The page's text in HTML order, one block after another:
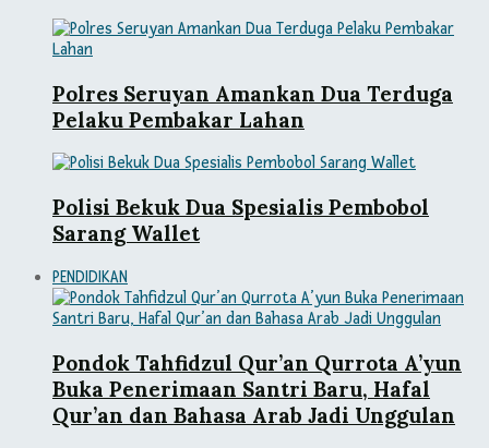
Polres Seruyan Amankan Dua Terduga
Pelaku Pembakar Lahan
Polisi Bekuk Dua Spesialis Pembobol
Sarang Wallet
PENDIDIKAN
Pondok Tahfidzul Qur’an Qurrota A’yun
Buka Penerimaan Santri Baru, Hafal
Qur’an dan Bahasa Arab Jadi Unggulan